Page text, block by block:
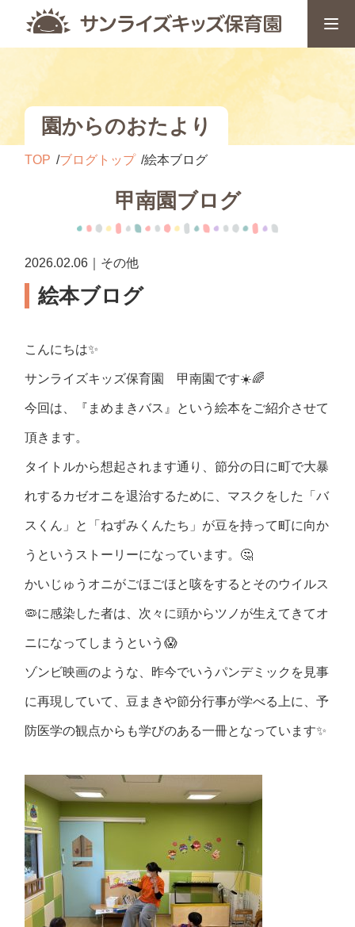
園からのおたより
TOP ブログトップ 絵本ブログ
甲南園ブログ
2026.02.06｜その他
絵本ブログ
こんにちは✨
サンライズキッズ保育園 甲南園です☀️🌈
今回は、『まめまきバス』という絵本をご紹介させて
頂きます。
タイトルから想起されます通り、節分の日に町で大暴
れするカゼオニを退治するために、マスクをした「バ
スくん」と「ねずみくんたち」が豆を持って町に向か
うというストーリーになっています。🤔
かいじゅうオニがごほごほと咳をするとそのウイルス
🦠に感染した者は、次々に頭からツノが生えてきてオ
ニになってしまうという😱
ゾンビ映画のような、昨今でいうパンデミックを見事
に再現していて、豆まきや節分行事が学べる上に、予
防医学の観点からも学びのある一冊となっています✨